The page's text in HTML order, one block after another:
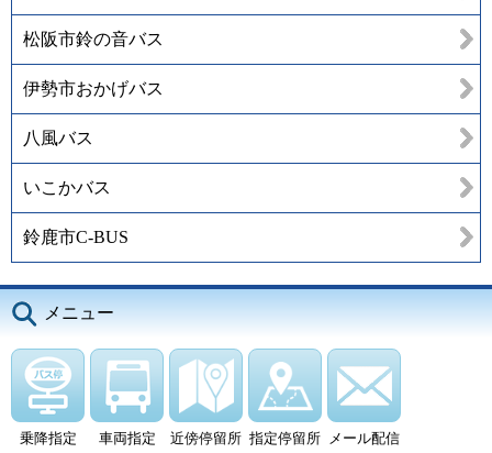
松阪市鈴の音バス
伊勢市おかげバス
八風バス
いこかバス
鈴鹿市C-BUS
メニュー
乗降指定 車両指定 近傍停留所 指定停留所 メール配信